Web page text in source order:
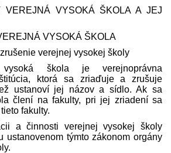
VEREJNÁ VYSOKÁ ŠKOLA A JEJ
VYSOKÁ ŠKOLA
verejnej vysokej školy
škola je verejnoprávna
ktorá sa zriaďuje a zrušuje
ustanoví jej názov a sídlo. Ak sa
člení na fakulty, pri jej zriadení sa
fakulty.
a činnosti verejnej vysokej školy
ustanovenom týmto zákonom orgány